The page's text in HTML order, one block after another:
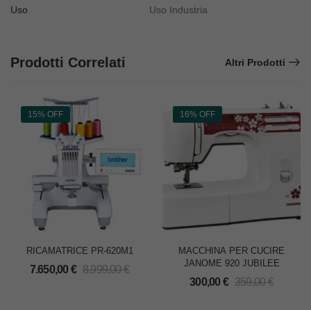
Uso Uso Industria
Prodotti Correlati Altri Prodotti
15% OFF
RICAMATRICE PR-620M1
7.650,00 € 8.999,00€
16% OFF
MACCHINA PER CUCIRE
JANOME 920 JUBILEE
300,00 € 359,00€